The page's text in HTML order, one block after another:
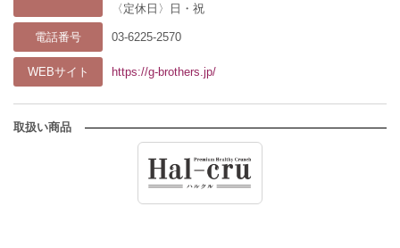
〈定休日〉日・祝
電話番号 03-6225-2570
WEBサイト https://g-brothers.jp/
取扱い商品